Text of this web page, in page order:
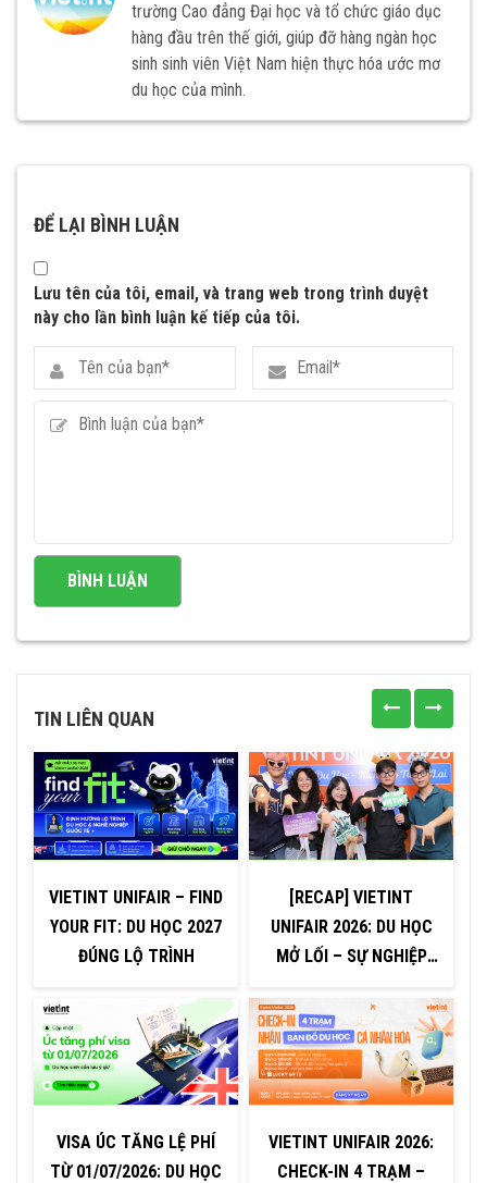
trường Cao đẳng Đại học và tổ chức giáo dục
hàng đầu trên thế giới, giúp đỡ hàng ngàn học
sinh sinh viên Việt Nam hiện thực hóa ước mơ
du học của mình.
ĐỂ LẠI BÌNH LUẬN
Lưu tên của tôi, email, và trang web trong trình duyệt
này cho lần bình luận kế tiếp của tôi.
TIN LIÊN QUAN
VIETINT UNIFAIR – FIND
YOUR FIT: DU HỌC 2027
ĐÚNG LỘ TRÌNH
VISA ÚC TĂNG LỆ PHÍ
TỪ 01/07/2026: DU HỌC
[RECAP] VIETINT
UNIFAIR 2026: DU HỌC
MỞ LỐI – SỰ NGHIỆP
VIETINT UNIFAIR 2026:
CHECK-IN 4 TRẠM –